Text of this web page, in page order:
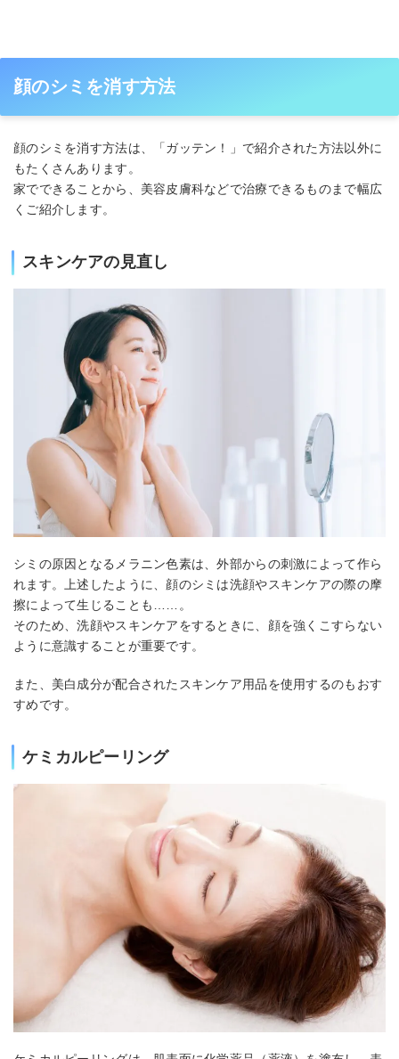
顔のシミを消す方法
顔のシミを消す方法は、「ガッテン！」で紹介された方法以外に
もたくさんあります。
家でできることから、美容皮膚科などで治療できるものまで幅広
くご紹介します。
スキンケアの見直し
シミの原因となるメラニン色素は、外部からの刺激によって作ら
れます。上述したように、顔のシミは洗顔やスキンケアの際の摩
擦によって生じることも……。
そのため、洗顔やスキンケアをするときに、顔を強くこすらない
ように意識することが重要です。
また、美白成分が配合されたスキンケア用品を使用するのもおす
すめです。
ケミカルピーリング